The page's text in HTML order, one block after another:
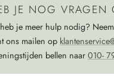
van
pure
merino
JE NOG VRAGEN
je meer hulp nodig?
ons mailen op
bellen naar010-